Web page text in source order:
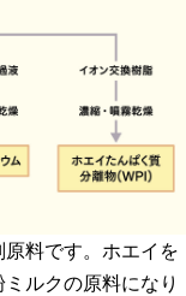
料です。ホエイを
ルクの原料になり